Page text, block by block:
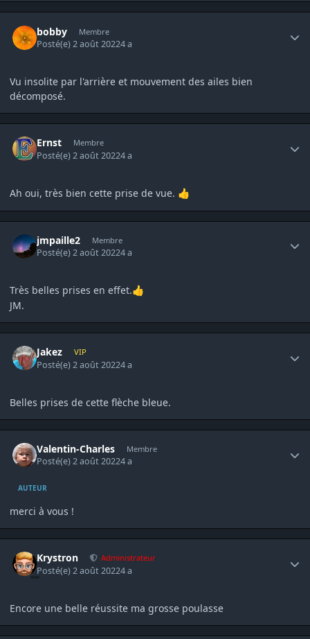
bobby Membre
Posté(e)2 août 20224 a
Vu insolite par l'arrière et mouvement des ailes bien
décomposé.
Ernst Membre
Posté(e)2 août 20224 a
Ah oui, très bien cette prise de vue. 👍
jmpaille2 Membre
Posté(e)2 août 20224 a
Très belles prises en effet.👍
JM.
Jakez VIP
Posté(e)2 août 20224 a
Belles prises de cette flèche bleue.
Valentin-Charles Membre
Posté(e)2 août 20224 a
AUTEUR
merci à vous !
Krystron Administrateur
Posté(e)2 août 20224 a
Encore une belle réussite ma grosse poulasse